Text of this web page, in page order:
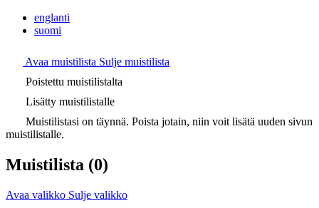
englanti
suomi
Avaa muistilista Sulje muistilista
Poistettu muistilistalta
Lisätty muistilistalle
Muistilistasi on täynnä. Poista jotain, niin voit lisätä uuden sivun
muistilistalle.
Muistilista (0)
Avaa valikko Sulje valikko